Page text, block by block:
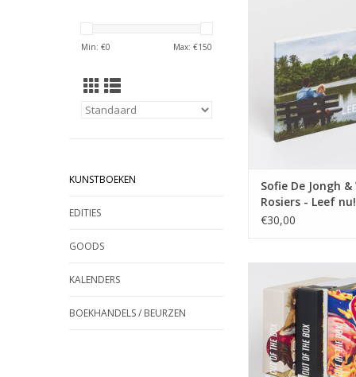
Min: €0 Max: €150
KUNSTBOEKEN
EDITIES
GOODS
KALENDERS
BOEKHANDELS / BEURZEN
diagnose houdt ze
bij, haar man Willem
en brengt alles
Tussen de
ontspruit een droom
een boek te
verhaal i
Sofie De Jongh
Rosiers - Leef nu!
€30,00
2019, The Cahn
TOEVOEGEN AAN